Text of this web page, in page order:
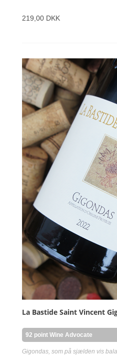
219,00 DKK
La Bastide Saint Vincent
92 point Wine Advocate
Gigondas, som på sjælden vis